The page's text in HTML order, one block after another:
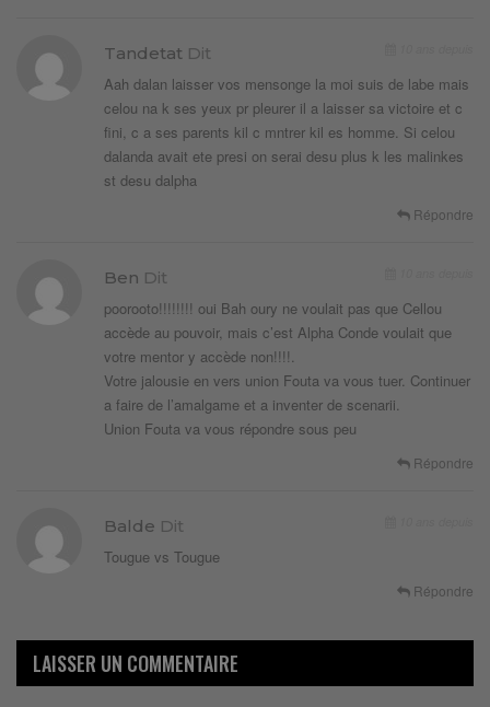
Tandetat Dit
Aah dalan laisser vos mensonge la moi suis de labe mais
celou na k ses yeux pr pleurer il a laisser sa victoire et c
fini, c a ses parents kil c mntrer kil es homme. Si celou
dalanda avait ete presi on serai desu plus k les malinkes
st desu dalpha
Répondre
Ben Dit
poorooto!!!!!!!! oui Bah oury ne voulait pas que Cellou
accède au pouvoir, mais c’est Alpha Conde voulait que
votre mentor y accède non!!!!.
Votre jalousie en vers union Fouta va vous tuer. Continuer
a faire de l’amalgame et a inventer de scenarii.
Union Fouta va vous répondre sous peu
Répondre
Balde Dit
Tougue vs Tougue
Répondre
LAISSER UN COMMENTAIRE